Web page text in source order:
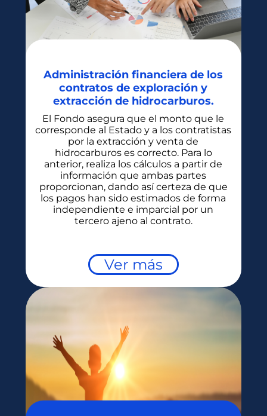
Administración financiera de los
contratos de exploración y
extracción de hidrocarburos.
El Fondo asegura que el monto que le
corresponde al Estado y a los contratistas
por la extracción y venta de
hidrocarburos es correcto. Para lo
anterior, realiza los cálculos a partir de
información que ambas partes
proporcionan, dando así certeza de que
los pagos han sido estimados de forma
independiente e imparcial por un
tercero ajeno al contrato.
Ver más